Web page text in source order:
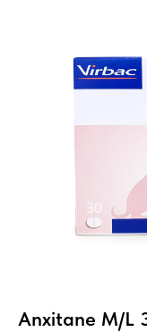
Anxitane M/L